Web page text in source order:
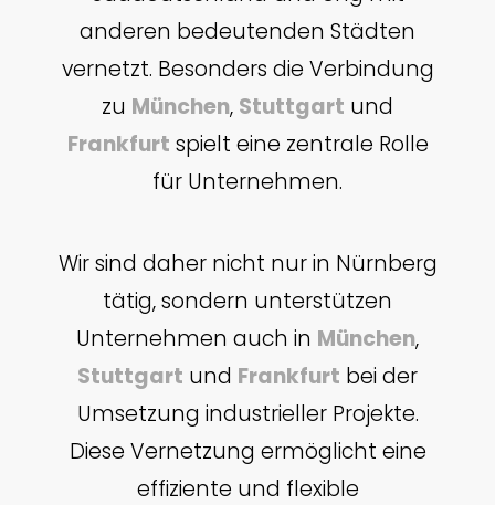
anderen bedeutenden Städten
vernetzt. Besonders die Verbindung
zu München, Stuttgart und
Frankfurt spielt eine zentrale Rolle
für Unternehmen.
Wir sind daher nicht nur in Nürnberg
tätig, sondern unterstützen
Unternehmen auch in München,
Stuttgart und Frankfurt bei der
Umsetzung industrieller Projekte.
Diese Vernetzung ermöglicht eine
effiziente und flexible